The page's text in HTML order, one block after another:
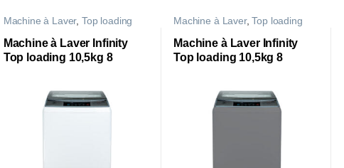
Machine à Laver,Top loading
Machine à Laver Infinity
Top loading 10,5kg 8
Machine à Laver,Top loading
Machine à Laver Infinity
Top loading 10,5kg 8